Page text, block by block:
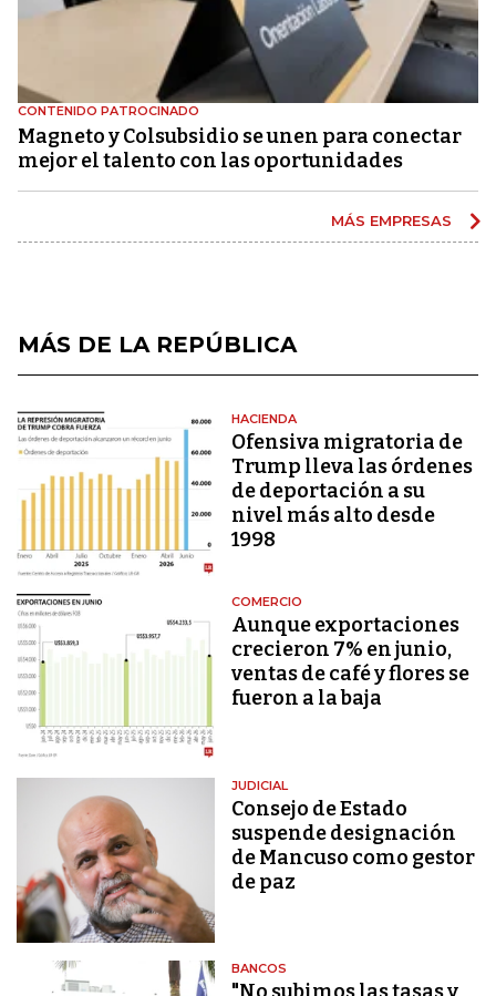
CONTENIDO PATROCINADO
Magneto y Colsubsidio se unen para conectar
mejor el talento con las oportunidades
MÁS EMPRESAS
MÁS DE LA REPÚBLICA
HACIENDA
Ofensiva migratoria de
Trump lleva las órdenes
de deportación a su
nivel más alto desde
1998
COMERCIO
Aunque exportaciones
crecieron 7% en junio,
ventas de café y flores se
fueron a la baja
JUDICIAL
Consejo de Estado
suspende designación
de Mancuso como gestor
de paz
BANCOS